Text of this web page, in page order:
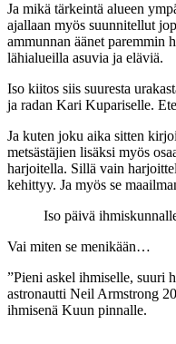
Ja mikä tärkeintä alueen
ajallaan myös suunnitellut
ammunnan äänet paremmin
lähialueilla asuvia ja eläviä.
Iso kiitos siis suuresta
ja radan Kari Kupariselle.
Ja kuten joku aika sitten
metsästäjien lisäksi myös
harjoitella. Sillä vain
kehittyy. Ja myös se
Iso päivä
Vai miten se menikään…
”Pieni askel ihmiselle, suuri
astronautti Neil Armstrong
ihmisenä Kuun pinnalle.